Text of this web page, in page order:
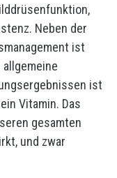
Neben der
ist
ist
Vitamin. Das
gesamten
und zwar